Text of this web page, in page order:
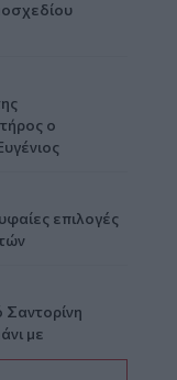
ο
επιλογές
με